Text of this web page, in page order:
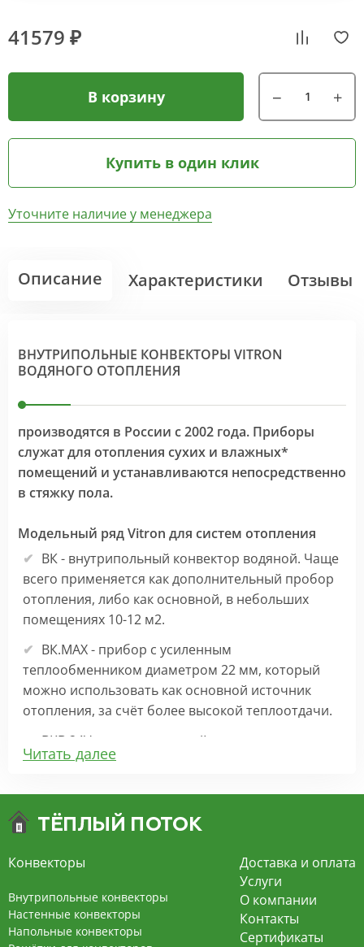
41579 ₽
В корзину
Купить в один клик
Уточните наличие у менеджера
Описание Характеристики Отзывы
ВНУТРИПОЛЬНЫЕ КОНВЕКТОРЫ VITRON
ВОДЯНОГО ОТОПЛЕНИЯ
производятся в России с 2002 года. Приборы
служат для отопления сухих и влажных*
помещений и устанавливаются непосредственно
в стяжку пола.
Модельный ряд Vitron для систем отопления
ВК - внутрипольный конвектор водяной. Чаще
всего применяется как дополнительный пробор
отопления, либо как основной, в небольших
помещениях 10-12 м2.
ВК.МАХ - прибор с усиленным
теплообменником диаметром 22 мм, который
можно использовать как основной источник
отопления, за счёт более высокой теплоотдачи.
ВКВ 24V – внутрипольный конвектор
отопления с вентилятором на 24В подходит для
экономит электроэнергию и бесшумно работает.
конвекцией на 220В. За счет тангенциального
вентилятора создает принудительную
конвекцию, что позволяет обогревать
помещения большой площади.
Читать далее
Конвекторы
Внутрипольные конвекторы
Настенные конвекторы
Напольные конвекторы
Доставка и оплата
Услуги
О компании
Контакты
Сертификаты